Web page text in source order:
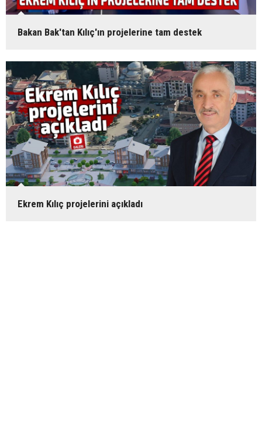
Bakan Bak'tan Kılıç'ın projelerine tam destek
Ekrem Kılıç projelerini açıkladı